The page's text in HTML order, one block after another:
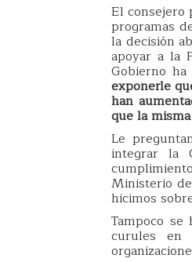
El consejero
programas
la decisión
apoyar a la
Gobierno
exponerle
han
que la
Le
integrar la
Ministerio
hicimos
Tampoco
curules en